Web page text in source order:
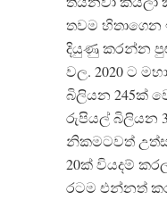
තවම හිතාගෙන
දියුණු කරන්න
වල. 2020 ට
බිලියන 245ක්
රුපියල් බිලියන
නිකමටවත්
20ක් වියදම්
රටම එන්නත්